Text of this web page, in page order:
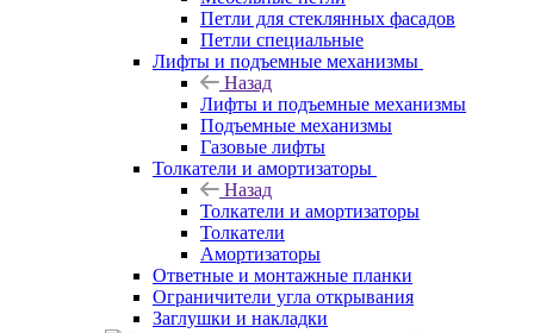
Петли для стеклянных фасадов
Петли специальные
Лифты и подъемные механизмы
Назад
Лифты и подъемные механизмы
Подъемные механизмы
Газовые лифты
Толкатели и амортизаторы
Назад
Толкатели и амортизаторы
Толкатели
Амортизаторы
Ответные и монтажные планки
Ограничители угла открывания
Заглушки и накладки